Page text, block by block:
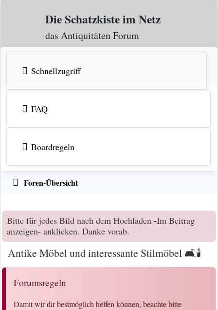
Zum Inhalt
Die Schatzkiste im Netz
das Antiquitäten Forum
Schnellzugriff
FAQ
Boardregeln
Foren-Übersicht
Bitte für jedes Bild nach dem Hochladen -Im Beitrag
anzeigen- anklicken. Danke vorab.
Antike Möbel und interessante Stilmöbel 🛋️🕯️
Forumsregeln
Damit wir dir bestmöglich helfen können, beachte bitte